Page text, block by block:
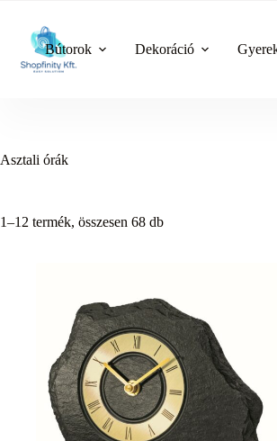
content
Bútorok Dekoráció
Asztali órák
1–12 termék, összesen 68 db